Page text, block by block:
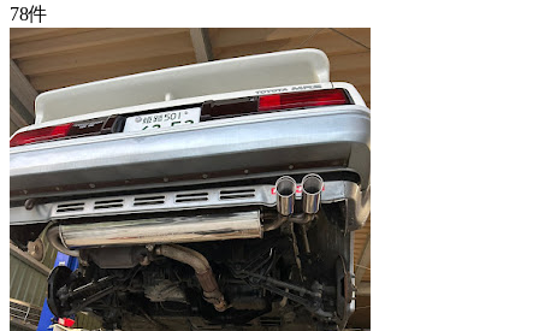
78件